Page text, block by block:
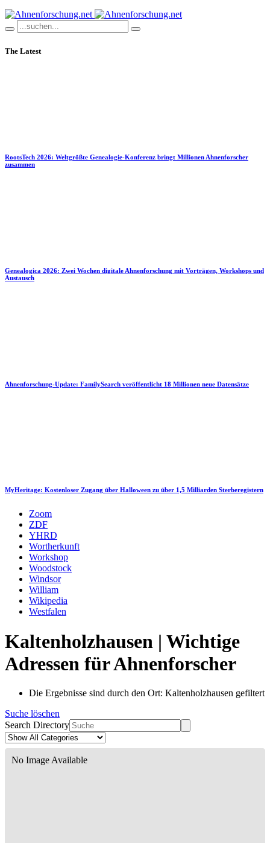
The Latest
RootsTech 2026: Weltgrößte Genealogie-Konferenz bringt Millionen Ahnenforscher
zusammen
Genealogica 2026: Zwei Wochen digitale Ahnenforschung mit Vorträgen, Workshops und
Austausch
Ahnenforschung-Update: FamilySearch veröffentlicht 18 Millionen neue Datensätze
MyHeritage: Kostenloser Zugang über Halloween zu über 1,5 Milliarden Sterberegistern
Zoom
ZDF
YHRD
Wortherkunft
Workshop
Woodstock
Windsor
William
Wikipedia
Westfalen
Kaltenholzhausen | Wichtige
Adressen für Ahnenforscher
Die Ergebnisse sind durch den Ort: Kaltenholzhausen gefiltert
Suche löschen
Search Directory
No Image Available